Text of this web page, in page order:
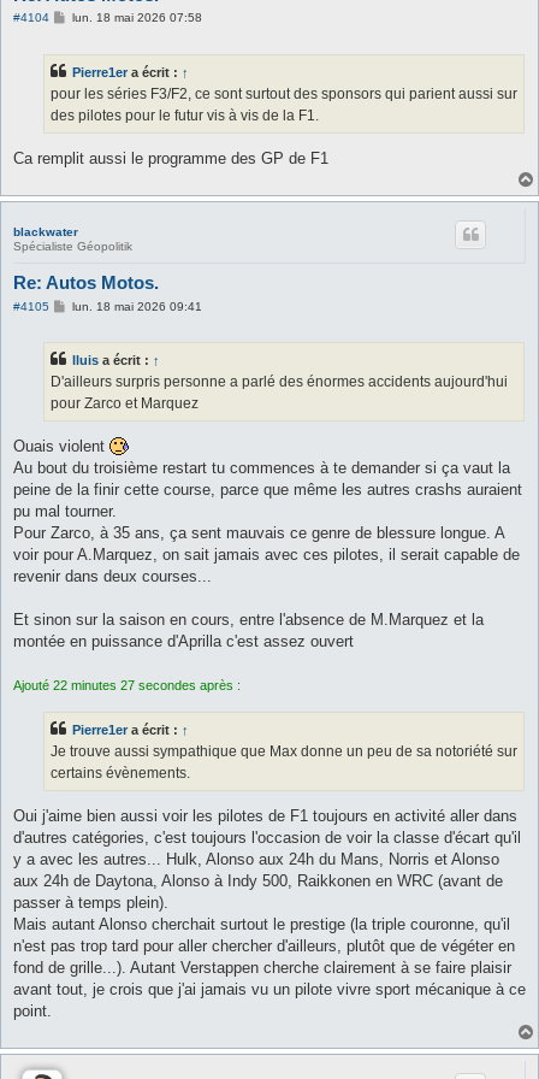
#4104
M
a
g
e
lun. 18 mai 2026 07:58
Pierre1er a écrit : ↑
pour les séries F3/F2, ce sont surtout des sponsors qui parient aussi sur
des pilotes pour le futur vis à vis de la F1.
Ca remplit aussi le programme des GP de F1
blackwater
Spécialiste Géopolitik
Re: Autos Motos.
#4105
M
a
g
lun. 18 mai 2026 09:41
lluis a écrit : ↑
D'ailleurs surpris personne a parlé des énormes accidents aujourd'hui
pour Zarco et Marquez
Ouais violent
Au bout du troisième restart tu commences à te demander si ça vaut la
peine de la finir cette course, parce que même les autres crashs auraient
pu mal tourner.
Pour Zarco, à 35 ans, ça sent mauvais ce genre de blessure longue. A
voir pour A.Marquez, on sait jamais avec ces pilotes, il serait capable de
revenir dans deux courses...
Et sinon sur la saison en cours, entre l'absence de M.Marquez et la
montée en puissance d'Aprilla c'est assez ouvert
Ajouté 22 minutes 27 secondes après :
Pierre1er a écrit : ↑
Je trouve aussi sympathique que Max donne un peu de sa notoriété sur
certains évènements.
Oui j'aime bien aussi voir les pilotes de F1 toujours en activité aller dans
d'autres catégories, c'est toujours l'occasion de voir la classe d'écart qu'il
y a avec les autres... Hulk, Alonso aux 24h du Mans, Norris et Alonso
aux 24h de Daytona, Alonso à Indy 500, Raikkonen en WRC (avant de
passer à temps plein).
Mais autant Alonso cherchait surtout le prestige (la triple couronne, qu'il
n'est pas trop tard pour aller chercher d'ailleurs, plutôt que de végéter en
fond de grille...). Autant Verstappen cherche clairement à se faire plaisir
avant tout, je crois que j'ai jamais vu un pilote vivre sport mécanique à ce
point.